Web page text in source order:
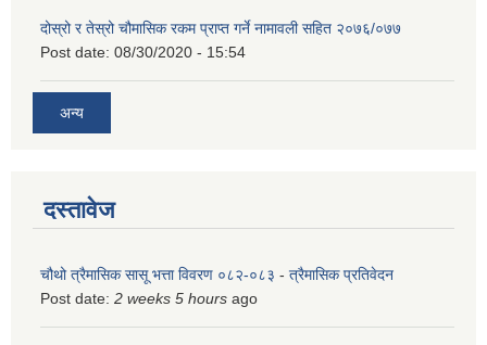
दोस्रो र तेस्रो चौमासिक रकम प्राप्त गर्ने नामावली सहित २०७६/०७७
Post date: 08/30/2020 - 15:54
अन्य
दस्तावेज
चौथो त्रैमासिक सासू भत्ता विवरण ०८२-०८३ - त्रैमासिक प्रतिवेदन
Post date: 2 weeks 5 hours ago